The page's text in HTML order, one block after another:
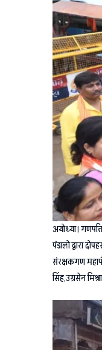
अयोध्या।
पंडालो द्वारा
संरक्षकगण
सिंह,उग्रसेन